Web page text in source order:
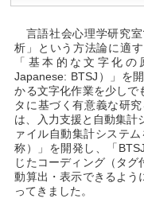
言語社会心理学研究
析」という方法論に適
「基本的な文字化の
Japanese: BTSJ）」を
かる文字化作業を少しで
タに基づく有意義な研
は、入力支援と自動集計
ァイル自動集計システ
称）」を開発し、「
じたコーディング（タ
動算出・表示できるよう
ってきました。